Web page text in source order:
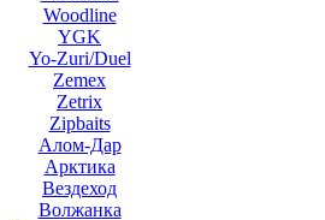
Woodline
YGK
Yo-Zuri/Duel
Zemex
Zetrix
Zipbaits
Алом-Дар
Арктика
Вездеход
Волжанка